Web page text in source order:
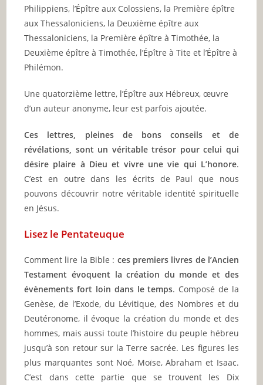
Philippiens, l’Épître aux Colossiens, la Première épître
aux Thessaloniciens, la Deuxième épître aux
Thessaloniciens, la Première épître à Timothée, la
Deuxième épître à Timothée, l’Épître à Tite et l’Épître à
Philémon.
Une quatorzième lettre, l’Épître aux Hébreux, œuvre
d’un auteur anonyme, leur est parfois ajoutée.
Ces lettres, pleines de bons conseils et de
révélations, sont un véritable trésor pour celui qui
désire plaire à Dieu et vivre une vie qui L’honore.
C’est en outre dans les écrits de Paul que nous
pouvons découvrir notre véritable identité spirituelle
en Jésus.
Lisez le Pentateuque
Comment lire la Bible : ces premiers livres de l’Ancien
Testament évoquent la création du monde et des
évènements fort loin dans le temps. Composé de la
Genèse, de l’Exode, du Lévitique, des Nombres et du
Deutéronome, il évoque la création du monde et des
hommes, mais aussi toute l’histoire du peuple hébreu
jusqu’à son retour sur la Terre sacrée. Les figures les
plus marquantes sont Noé, Moïse, Abraham et Isaac.
C’est dans cette partie que se trouvent les Dix